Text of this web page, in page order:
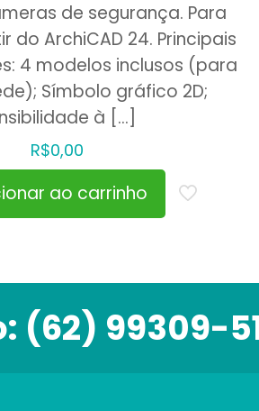
de segurança. Para
do ArchiCAD 24. Principais
4 modelos inclusos (para
Símbolo gráfico 2D;
à […]
R$0,00
ao carrinho
(62) 99309-